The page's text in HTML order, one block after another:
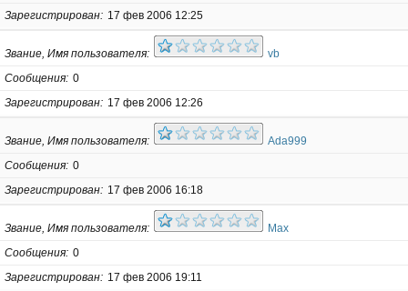
Зарегистрирован
17 фев 2006 12:25
Звание, Имя пользователя
vb
Сообщения 0
Зарегистрирован
17 фев 2006 12:26
Звание, Имя пользователя
Ada999
Сообщения 0
Зарегистрирован
17 фев 2006 16:18
Звание, Имя пользователя
Max
Сообщения 0
Зарегистрирован
17 фев 2006 19:11